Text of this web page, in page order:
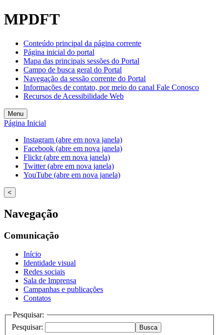
Welcome
to
One
Accessibility
screen
reader.
start
All
in
One
Accessibility
screen
reader,
press
"Ctrl
/".
This
shortcut
activates
screen
help
navigate
interact
the
content.
MPDFT
Conteúdo principal da página corrente
Página inicial do portal
Mapa das principais sessões do Portal
Campo de busca geral do Portal
Navegação da sessão corrente do Portal
Informações de contato, por meio do canal Fale Conosco
Recursos de Acessibilidade Web
Menu
Página Inicial
Instagram (abre em nova janela)
Facebook (abre em nova janela)
Flickr (abre em nova janela)
Twitter (abre em nova janela)
YouTube (abre em nova janela)
<
Navegação
Comunicação
Início
Identidade visual
Redes sociais
Sala de Imprensa
Campanhas e publicações
Contatos
Pesquisar:
Pesquisar:
Busca